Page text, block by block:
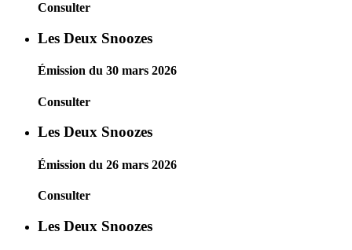
Consulter
Les Deux Snoozes
Émission du 30 mars 2026
Consulter
Les Deux Snoozes
Émission du 26 mars 2026
Consulter
Les Deux Snoozes